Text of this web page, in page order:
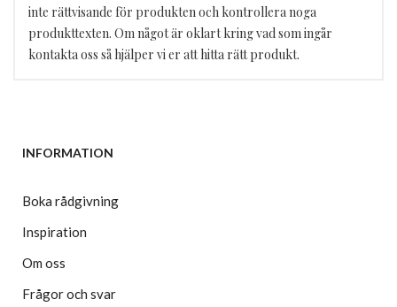
inte rättvisande för produkten och kontrollera noga
produkttexten. Om något är oklart kring vad som ingår
kontakta oss så hjälper vi er att hitta rätt produkt.
INFORMATION
Boka rådgivning
Inspiration
Om oss
Frågor och svar